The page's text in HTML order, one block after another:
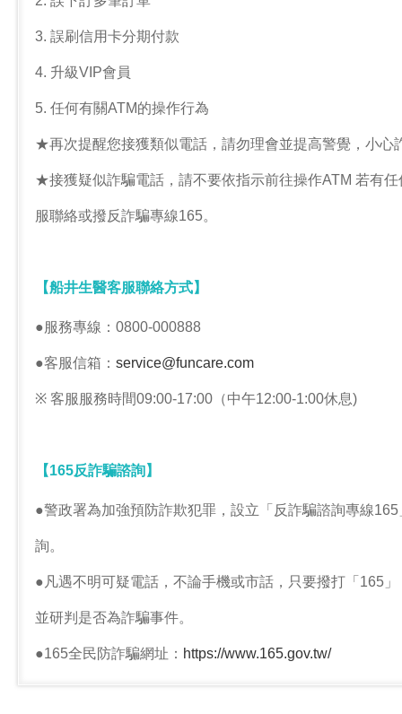
3. 誤刷信用卡分期付款
4. 升級VIP會員
5. 任何有關ATM的操作行為
★再次提醒您接獲類似電話，請勿理會並提高警覺，小心
★接獲疑似詐騙電話，請不要依指示前往操作ATM 若有
服聯絡或撥反詐騙專線165。
【船井生醫客服聯絡方式】
●服務專線：0800-000888
●客服信箱： service@funcare.com
※ 客服服務時間09:00-17:00（中午12:00-1:00休息)
【165反詐騙諮詢】
●警政署為加強預防詐欺犯罪，設立「反詐騙諮詢專線
詢。
●凡遇不明可疑電話，不論手機或市話，只要撥打「165
並研判是否為詐騙事件。
●165全民防詐騙網址： https://www.165.gov.tw/